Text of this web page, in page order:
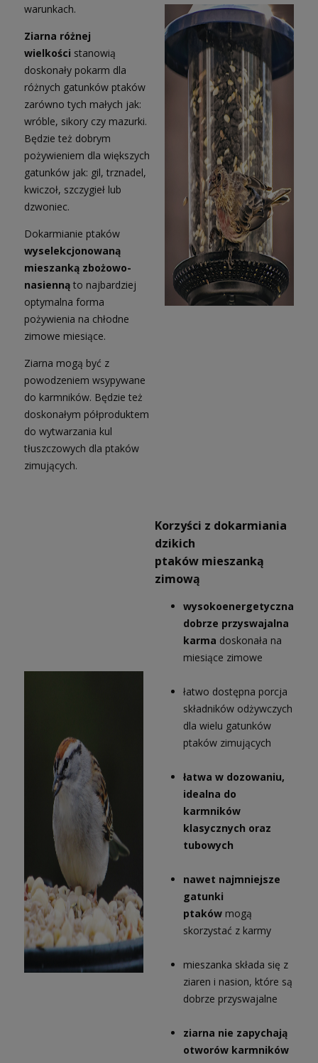
warunkach.
Ziarna różnej
wielkości stanowią
doskonały pokarm dla
różnych gatunków ptaków
zarówno tych małych jak:
wróble, sikory czy mazurki.
Będzie też dobrym
pożywieniem dla większych
gatunków jak: gil, trznadel,
kwiczoł, szczygieł lub
dzwoniec.
Dokarmianie ptaków
wyselekcjonowaną
mieszanką zbożowo-
nasienną to najbardziej
optymalna forma
pożywienia na chłodne
zimowe miesiące.
Ziarna mogą być z
powodzeniem wsypywane
do karmników. Będzie też
doskonałym półproduktem
do wytwarzania kul
tłuszczowych dla ptaków
zimujących.
Korzyści z dokarmiania
dzikich
ptaków mieszanką
zimową
wysokoenergetyczna
dobrze przyswajalna
karma doskonała na
miesiące zimowe
łatwo dostępna porcja
składników odżywczych
dla wielu gatunków
ptaków zimujących
łatwa w dozowaniu,
idealna do
karmników
klasycznych oraz
tubowych
nawet najmniejsze
gatunki
ptaków mogą
skorzystać z karmy
mieszanka składa się z
ziaren i nasion, które są
dobrze przyswajalne
ziarna nie zapychają
otworów karmników